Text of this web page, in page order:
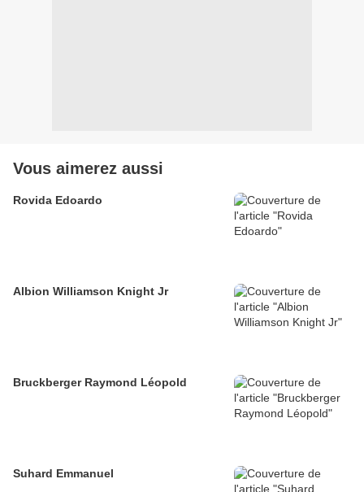
Vous aimerez aussi
Rovida Edoardo
Albion Williamson Knight Jr
Bruckberger Raymond Léopold
Suhard Emmanuel